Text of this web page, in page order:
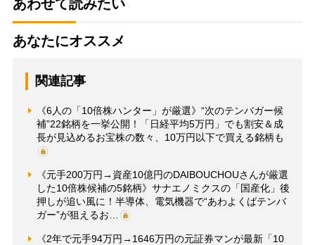
あわせて読みたい
あなたにオススメ
関連記事
《6人の「10倍株ハンター」が厳選》“次のテンバガー候
補”22銘柄を一挙公開！「日経平均5万円」でも割安＆成
長が見込めるお宝株の数々、10万円以下で買える銘柄も
《元手200万円→資産10億円のDAIBOUCHOUさんが厳選
した10倍株候補の5銘柄》サナエノミクスの「国産化」後
押しが追い風に！半導体、電気機器で“あわよくばテンバ
ガー”が狙えるお…
《2年で元手94万円→1646万円の元証券マンが最新「10